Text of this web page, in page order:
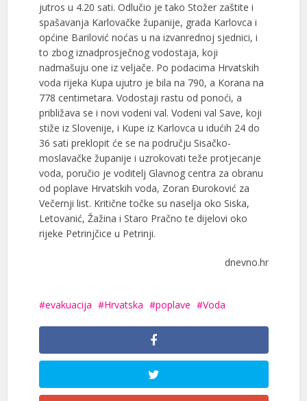
jutros u 4.20 sati. Odlučio je tako Stožer zaštite i
spašavanja Karlovačke županije, grada Karlovca i
općine Barilović noćas u na izvanrednoj sjednici, i
to zbog iznadprosječnog vodostaja, koji
nadmašuju one iz veljače. Po podacima Hrvatskih
voda rijeka Kupa ujutro je bila na 790, a Korana na
778 centimetara. Vodostaji rastu od ponoći, a
približava se i novi vodeni val. Vodeni val Save, koji
stiže iz Slovenije, i Kupe iz Karlovca u idućih 24 do
36 sati preklopit će se na području Sisačko-
moslavačke županije i uzrokovati teže protjecanje
voda, poručio je voditelj Glavnog centra za obranu
od poplave Hrvatskih voda, Zoran Đuroković za
Večernji list. Kritične točke su naselja oko Siska,
Letovanić, Žažina i Staro Pračno te dijelovi oko
rijeke Petrinjčice u Petrinji.
dnevno.hr
evakuacija Hrvatska poplave Voda